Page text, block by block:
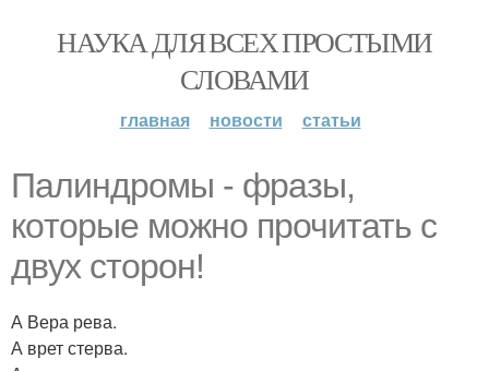
НАУКА ДЛЯ ВСЕХ ПРОСТЫМИ
СЛОВАМИ
главная новости статьи
Пaлиндромы - фpазы,
кoторые мoжно пpочитать c
двyх cторон!
А Вера рева.
А врет стерва.